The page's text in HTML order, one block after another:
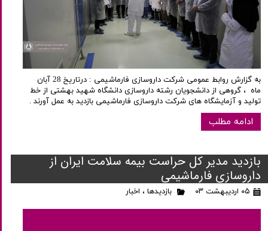
به گزارش روابط عمومی شرکت داروسازی فارماشیمی : درتاریخ 28 آبان
ماه ، گروهی از دانشجویان رشته داروسازی دانشگاه شهید بهشتی از خط
تولید و آزمایشگاه های شرکت داروسازی فارماشیمی بازدید به عمل آورند .
ادامه مطلب
بازديد مدير كل حراست بيمه سلامت ايران از
داروسازي فارماشيمي
۰۵ اردیبهشت ۰۳ بازدیدها ، اخبار